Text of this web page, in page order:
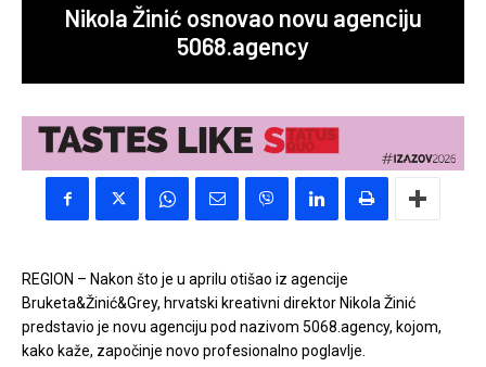
Nikola Žinić osnovao novu agenciju
5068.agency
REGION – Nakon što je u aprilu otišao iz agencije
Bruketa&Žinić&Grey, hrvatski kreativni direktor Nikola Žinić
predstavio je novu agenciju pod nazivom 5068.agency, kojom,
kako kaže, započinje novo profesionalno poglavlje.